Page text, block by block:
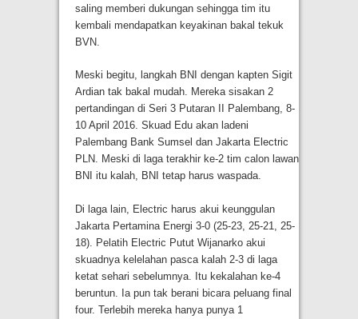
saling memberi dukungan sehingga tim itu
kembali mendapatkan keyakinan bakal tekuk
BVN.
Meski begitu, langkah BNI dengan kapten Sigit
Ardian tak bakal mudah. Mereka sisakan 2
pertandingan di Seri 3 Putaran II Palembang, 8-
10 April 2016. Skuad Edu akan ladeni
Palembang Bank Sumsel dan Jakarta Electric
PLN. Meski di laga terakhir ke-2 tim calon lawan
BNI itu kalah, BNI tetap harus waspada.
Di laga lain, Electric harus akui keunggulan
Jakarta Pertamina Energi 3-0 (25-23, 25-21, 25-
18). Pelatih Electric Putut Wijanarko akui
skuadnya kelelahan pasca kalah 2-3 di laga
ketat sehari sebelumnya. Itu kekalahan ke-4
beruntun. Ia pun tak berani bicara peluang final
four. Terlebih mereka hanya punya 1